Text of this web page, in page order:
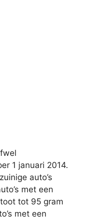
1 januari 2014.
auto’s
met een
tot 95 gram
met een